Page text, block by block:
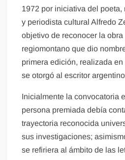
1972 por iniciativa del poeta,
y periodista cultural Alfredo
objetivo de reconocer la obra
regiomontano que dio
primera edición, realizada
se otorgó al escritor
Inicialmente la convocatoria
persona premiada debía
trayectoria reconocida
sus investigaciones;
se refiriera al ámbito de las